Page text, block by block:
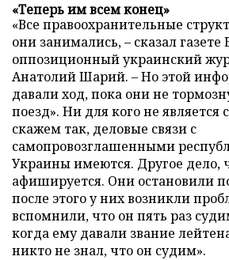
«Теперь им всем конец»
«Все правоохранительные
они занимались, – сказал
оппозиционный украинский
Анатолий Шарий. – Но этой
давали ход, пока они не
поезд». Ни для кого не является
скажем так, деловые связи с
самопровозглашенными
Украины имеются. Другое дело,
афишируется. Они остановили
после этого у них возникли
вспомнили, что он пять раз
когда ему давали звание
никто не знал, что он судим».